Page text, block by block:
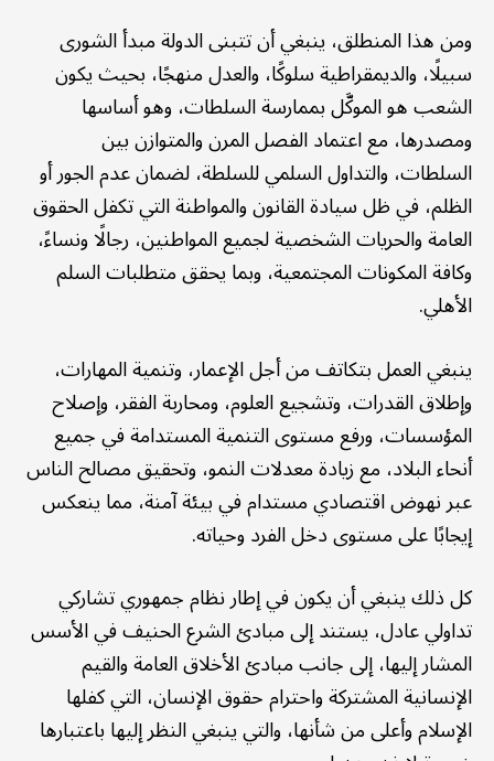
ومن هذا المنطلق، ينبغي أن تتبنى الدولة مبدأ الشورى
سبيلًا، والديمقراطية سلوكًا، والعدل منهجًا، بحيث يكون
الشعب هو الموكَّل بممارسة السلطات، وهو أساسها
ومصدرها، مع اعتماد الفصل المرن والمتوازن بين
السلطات، والتداول السلمي للسلطة، لضمان عدم الجور أو
الظلم، في ظل سيادة القانون والمواطنة التي تكفل الحقوق
العامة والحريات الشخصية لجميع المواطنين، رجالًا ونساءً،
وكافة المكونات المجتمعية، وبما يحقق متطلبات السلم
الأهلي.
ينبغي العمل بتكاتف من أجل الإعمار، وتنمية المهارات،
وإطلاق القدرات، وتشجيع العلوم، ومحاربة الفقر، وإصلاح
المؤسسات، ورفع مستوى التنمية المستدامة في جميع
أنحاء البلاد، مع زيادة معدلات النمو، وتحقيق مصالح الناس
عبر نهوض اقتصادي مستدام في بيئة آمنة، مما ينعكس
إيجابًا على مستوى دخل الفرد وحياته.
كل ذلك ينبغي أن يكون في إطار نظام جمهوري تشاركي
تداولي عادل، يستند إلى مبادئ الشرع الحنيف في الأسس
المشار إليها، إلى جانب مبادئ الأخلاق العامة والقيم
الإنسانية المشتركة واحترام حقوق الإنسان، التي كفلها
الإسلام وأعلى من شأنها، والتي ينبغي النظر إليها باعتبارها